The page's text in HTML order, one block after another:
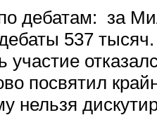
дебатам: за
537
участие
посвятил
нельзя